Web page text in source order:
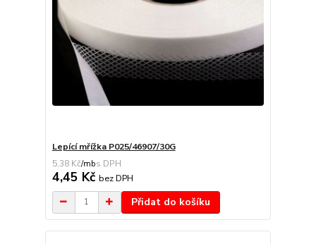
Lepící mřížka P025/46907/30G
5,38 Kč/mb
4,45 Kč bez DPH
Přidat do košíku